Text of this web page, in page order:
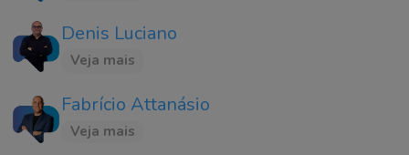
Denis Luciano
Veja mais
Fabrício Attanásio
Veja mais